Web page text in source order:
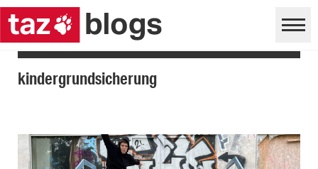
kindergrundsicherung